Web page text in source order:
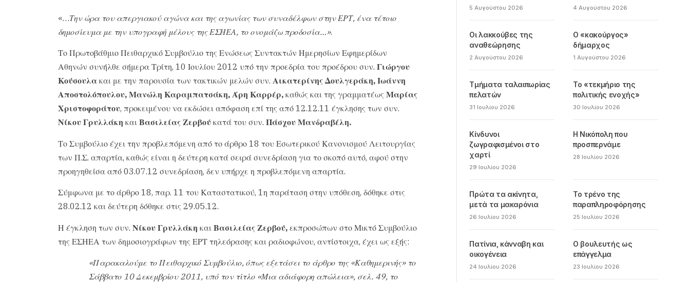
«…Την ώρα του απεργιακού αγώνα και της αγωνίας των συναδέλφων στην ΕΡΤ, ένα τέτοιο
δημοσίευμα με την υπογραφή μέλους της ΕΣΗΕΑ, το ονομάζω προδοσία…».
Το Πρωτοβάθμιο Πειθαρχικό Συμβούλιο της Ενώσεως Συντακτών Ημερησίων Εφημερίδων
Αθηνών συνήλθε σήμερα Τρίτη, 10 Ιουλίου 2012 υπό την προεδρία του προέδρου συν. Γιώργου
Κούσουλακαι με την παρουσία των τακτικών μελών συν. Αικατερίνης Δουλγεράκη, Ιωάννη
Αποστολόπουλου, Μανώλη Καραμπατσάκη, Άρη Καρρέρ,καθώς και της γραμματέως Μαρίας
Χριστοφοράτου, προκειμένου να εκδώσει απόφαση επί της από 12.12.11 έγκλησης των συν.
Νίκου Γρυλλάκη και Βασιλείας Ζερβούκατά του συν. Πάσχου Μανδραβέλη.
Το Συμβούλιο έχει την προβλεπόμενη από το άρθρο 18 του Εσωτερικού Κανονισμού Λειτουργίας
των Π.Σ. απαρτία, καθώς είναι η δεύτερη κατά σειρά συνεδρίαση για το σκοπό αυτό, αφού στην
προηγηθείσα από 03.07.12 συνεδρίαση, δεν υπήρχε η προβλεπόμενη απαρτία.
Σύμφωνα με το άρθρο 18, παρ. 11 του Καταστατικού, 1η παράταση στην υπόθεση, δόθηκε στις
28.02.12 και δεύτερη δόθηκε στις 29.05.12.
Η έγκληση των συν. Νίκου Γρυλλάκη και Βασιλείας Ζερβού,εκπροσώπων στο Μικτό Συμβούλιο
της ΕΣΗΕΑ των δημοσιογράφων της ΕΡΤ τηλεόρασης και ραδιοφώνου, αντίστοιχα, έχει ως εξής:
«Παρακαλούμε το Πειθαρχικό Συμβούλιο, όπως εξετάσει το άρθρο της «Καθημερινής» το
Σάββατο 10 Δεκεμβρίου 2011, υπό τον τίτλο «Μια αδιάφορη απώλεια», σελ. 49, το
5 Αυγούστου 2026 4 Αυγούστου 2026
Οι λακκούβες της
αναθεώρησης
2 Αυγούστου 2026
Ο «κακούργος»
δήμαρχος
1 Αυγούστου 2026
Τμήματα ταλαιπωρίας
πελατών
31 Ιουλίου 2026
Το «τεκμήριο της
πολιτικής ενοχής»
30 Ιουλίου 2026
Κίνδυνοι
ζωγραφισμένοι στο
χαρτί
29 Ιουλίου 2026
Η Νικόπολη που
προσπερνάμε
28 Ιουλίου 2026
Πρώτα τα ακίνητα,
μετά τα μακαρόνια
26 Ιουλίου 2026
Το τρένο της
παραπληροφόρησης
25 Ιουλίου 2026
Πατίνια, κάνναβη και
οικογένεια
24 Ιουλίου 2026
Ο βουλευτής ως
επάγγελμα
23 Ιουλίου 2026